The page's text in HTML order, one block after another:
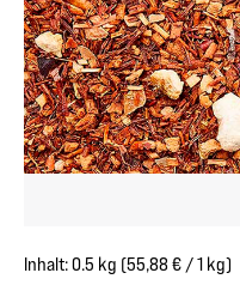
Inhalt:0.5 kg (55,88 € / 1 kg)